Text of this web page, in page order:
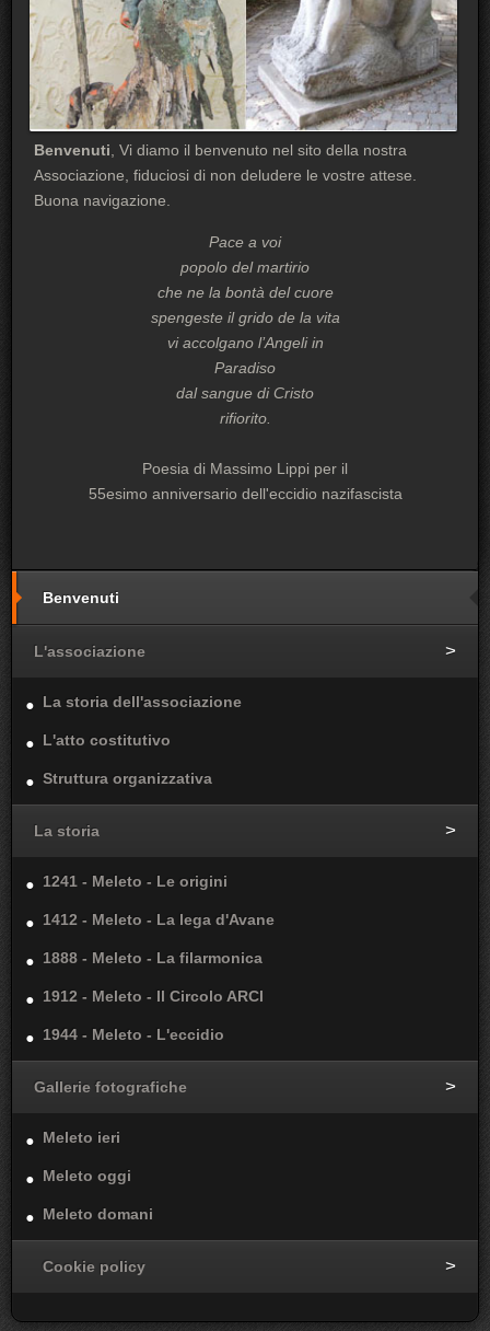
Benvenuti , Vi diamo il benvenuto nel sito della nostra
Associazione, fiduciosi di non deludere le vostre attese.
Buona navigazione.
Pace a voi
popolo del martirio
che ne la bontà del cuore
spengeste il grido de la vita
vi accolgano l’Angeli in
Paradiso
dal sangue di Cristo
rifiorito.
Poesia di Massimo Lippi per il
55esimo anniversario dell'eccidio nazifascista
Benvenuti
L'associazione
La storia dell'associazione
L'atto costitutivo
Struttura organizzativa
La storia
1241 - Meleto - Le origini
1412 - Meleto - La lega d'Avane
1888 - Meleto - La filarmonica
1912 - Meleto - Il Circolo ARCI
1944 - Meleto - L'eccidio
Gallerie fotografiche
Meleto ieri
Meleto oggi
Meleto domani
Cookie policy